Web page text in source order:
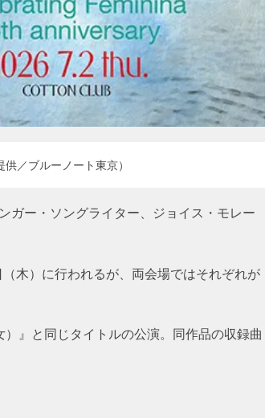
／ブルーノート東京）
ガー・ソングライター、ジョイス・モレー
木）に行われるが、両会場ではそれぞれが
』と同じタイトルの公演。同作品の収録曲